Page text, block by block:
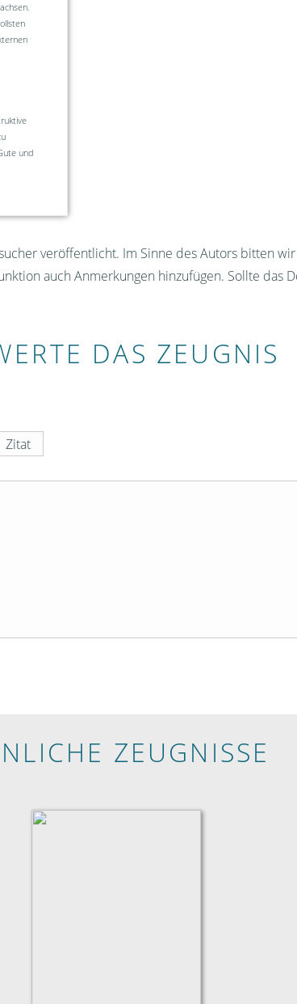
und
veröffentlicht. Im Sinne des Autors bitten
auch Anmerkungen hinzufügen. Sollte das
DAS ZEUGNIS
ZEUGNISSE